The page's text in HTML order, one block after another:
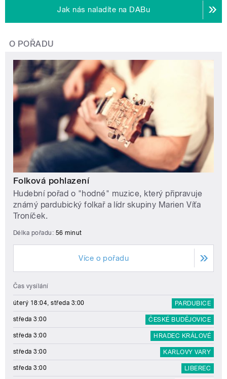
Jak nás naladíte na DABu
O POŘADU
Folková pohlazení
Hudební pořad o "hodné" muzice, který připravuje
známý pardubický folkař a lídr skupiny Marien Víťa
Troníček.
Délka pořadu: 56 minut
Více o pořadu
Čas vysílání
úterý 18:04, středa 3:00 PARDUBICE
středa 3:00 ČESKÉ BUDĚJOVICE
středa 3:00 HRADEC KRÁLOVÉ
středa 3:00 KARLOVY VARY
středa 3:00 LIBEREC